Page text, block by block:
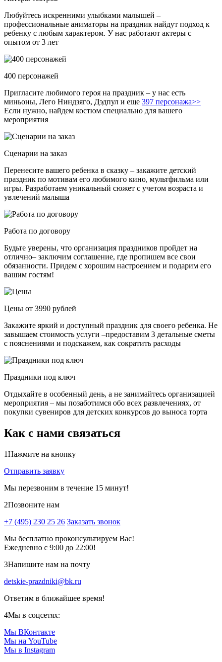
Любуйтесь искренними улыбками малышей –
профессиональные аниматоры на праздник найдут подход к
ребенку с любым характером. У нас работают актеры с
опытом от 3 лет
400 персонажей
Пригласите любимого героя на праздник – у нас есть
миньоны, Лего Ниндзяго, Дэдпул и еще 397 персонажа>>
Если нужно, найдем костюм специально для вашего
мероприятия
Сценарии на заказ
Перенесите вашего ребенка в сказку – закажите детский
праздник по мотивам его любимого кино, мультфильма или
игры. Разработаем уникальный сюжет с учетом возраста и
увлечений малыша
Работа по договору
Будьте уверены, что организация праздников пройдет на
отлично– заключим соглашение, где пропишем все свои
обязанности. Придем с хорошим настроением и подарим его
вашим гостям!
Цены от 3990 рублей
Закажите яркий и доступный праздник для своего ребенка. Не
завышаем стоимость услуги –предоставим 3 детальные сметы
с пояснениями и подскажем, как сократить расходы
Праздники под ключ
Отдыхайте в особенный день, а не занимайтесь организацией
мероприятия – мы позаботимся обо всех развлечениях, от
покупки сувениров для детских конкурсов до выноса торта
Как с нами связаться
1Нажмите на кнопку
Отправить заявку
Мы перезвоним в течение 15 минут!
2Позвоните нам
+7 (495) 230 25 26 Заказать звонок
Мы бесплатно проконсультируем Вас!
Ежедневно с 9:00 до 22:00!
3Напишите нам на почту
detskie-prazdniki@bk.ru
Ответим в ближайшее время!
4Мы в соцсетях:
Мы ВКонтакте
Мы на YouTube
Мы в Instagram